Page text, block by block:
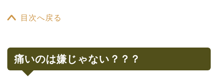
目次へ戻る
痛いのは嫌じゃない？？？